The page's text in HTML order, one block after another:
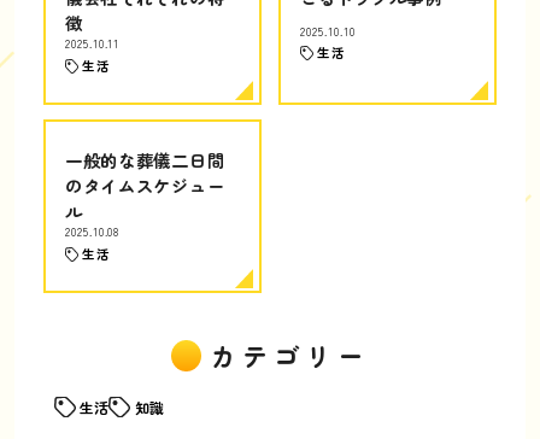
徴
2025.10.11
生活
2025.10.10
生活
一般的な葬儀二日間
のタイムスケジュー
ル
2025.10.08
生活
カテゴリー
生活 知識